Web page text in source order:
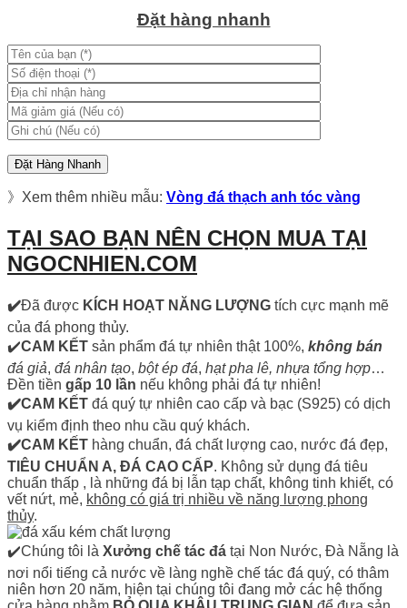
Đặt hàng nhanh
》Xem thêm nhiều mẫu: Vòng đá thạch anh tóc vàng
TẠI SAO BẠN NÊN CHỌN MUA TẠI
NGOCNHIEN.COM
✔️Đã được KÍCH HOẠT NĂNG LƯỢNG tích cực mạnh mẽ
của đá phong thủy.
✔️CAM KẾT sản phẩm đá tự nhiên thật 100%, không bán
đá giả, đá nhân tạo, bột ép đá, hạt pha lê, nhựa tổng hợp…
Đền tiền gấp 10 lần nếu không phải đá tự nhiên!
✔️CAM KẾT đá quý tự nhiên cao cấp và bạc (S925) có dịch
vụ kiểm định theo nhu cầu quý khách.
✔️CAM KẾT hàng chuẩn, đá chất lượng cao, nước đá đẹp,
TIÊU CHUẨN A, ĐÁ CAO CẤP. Không sử dụng đá tiêu
chuẩn thấp , là những đá bị lẫn tạp chất, không tinh khiết, có
vết nứt, mẻ, không có giá trị nhiều về năng lượng phong
thủy.
✔️Chúng tôi là Xưởng chế tác đá tại Non Nước, Đà Nẵng là
nơi nổi tiếng cả nước về làng nghề chế tác đá quý, có thâm
niên hơn 20 năm, hiện tại chúng tôi đang mở các hệ thống